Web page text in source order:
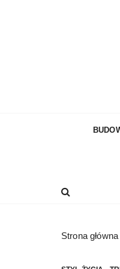
Strona główna